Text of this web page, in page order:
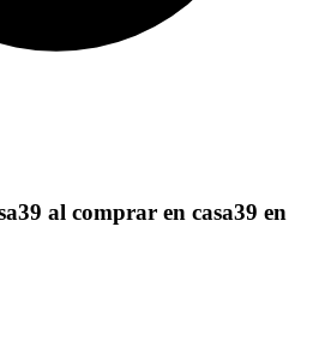
al comprar en casa39 en